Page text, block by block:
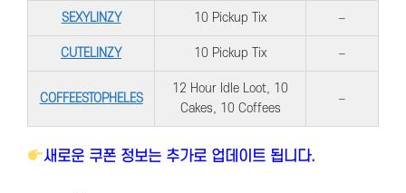
SEXYLINZY 10 Pickup Tix –
CUTELINZY 10 Pickup Tix –
COFFEESTOPHELES
12 Hour Idle Loot, 10
Cakes, 10 Coffees
–
새로운 쿠폰 정보는 추가로 업데이트 됩니다.